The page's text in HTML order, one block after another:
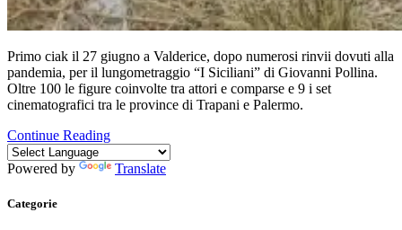
Primo ciak il 27 giugno a Valderice, dopo numerosi rinvii dovuti alla
pandemia, per il lungometraggio “I Siciliani” di Giovanni Pollina.
Oltre 100 le figure coinvolte tra attori e comparse e 9 i set
cinematografici tra le province di Trapani e Palermo.
Continue Reading
Powered by Translate
Categorie